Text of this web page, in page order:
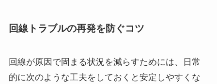
回線トラブルの再発を防ぐコツ
回線が原因で固まる状況を減らすためには、日常
的に次のような工夫をしておくと安定しやすくな